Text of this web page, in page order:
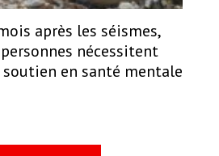
après les séismes,
nécessitent
en santé mentale